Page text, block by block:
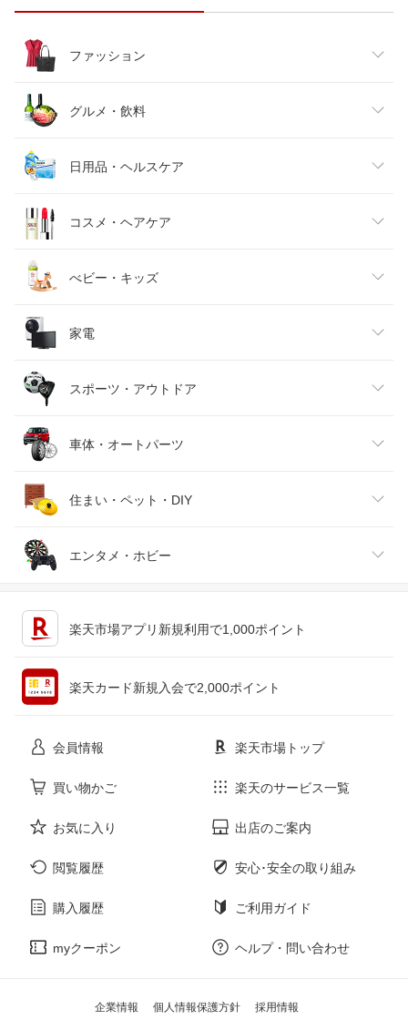
ファッション
レディースファッション
メンズファッション
キッズファッション
ベビーファッション
インナー・下着・ナイトウェア
バッグ・小物・ブランド雑貨
靴
腕時計
ジュエリー・アクセサリー
グルメ・飲料
食品
スイーツ・お菓子
水・ソフトドリンク
ビール・洋酒
ワイン
日本酒・焼酎
日用品・ヘルスケア
日用品雑貨・文房具・手芸
ダイエット・健康
医薬品・コンタクト・介護
コスメ・ヘアケア
美容・コスメ・香水
べビー・キッズ
キッズ・ベビー・マタニティ
おもちゃ
家電
家電
TV・オーディオ・カメラ
スマートフォン・タブレット
パソコン・周辺機器
スポーツ・アウトドア
スポーツ・アウトドア
ゴルフ
車体・オートパーツ
車用品・バイク用品
車・バイク
住まい・ペット・DIY
インテリア・寝具・収納
エンタメ・ホビー
本・雑誌・コミック
楽天市場アプリ新規利用で1,000ポイント
楽天カード新規入会で2,000ポイント
会員情報 楽天市場トップ
買い物かご 楽天のサービス一覧
お気に入り 出店のご案内
閲覧履歴 安心･安全の取り組み
購入履歴 ご利用ガイド
myクーポン ヘルプ・問い合わせ
企業情報 個人情報保護方針 採用情報